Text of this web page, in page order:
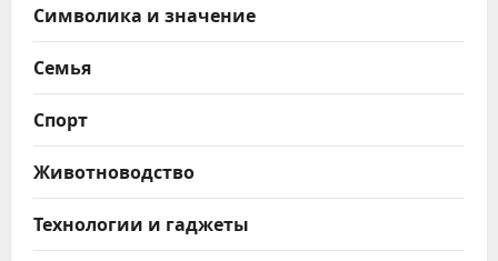
Символика и значение
Семья
Спорт
Животноводство
Технологии и гаджеты